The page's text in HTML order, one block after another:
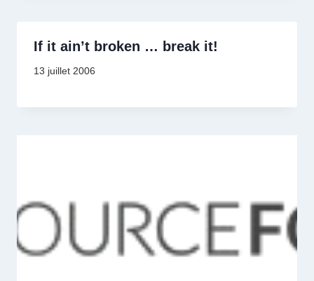
If it ain’t broken … break it!
13 juillet 2006